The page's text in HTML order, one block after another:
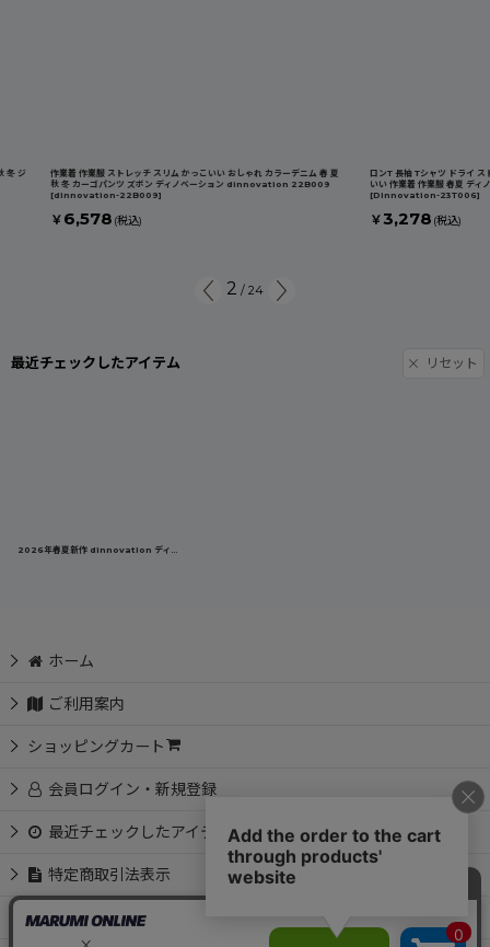
作業着 作業服 ストレッチ スリム かっこいい おしゃれ カラーデニム 春 夏
秋 冬 カーゴパンツ ズボン ディノベーション dinnovation 22B009
dinnovation-22B009 ]
6,578(税込)
ロンT 長袖 Tシャツ ドライ ストレッ
いい 作業着 作業服 春夏 ディノベ
Dinnovation-23T006]
3,278(税込)
2 / 24
最近チェックしたアイテム リセット
2026年春夏新作 dinnovation ディノベーション 限定商品 作業着 作業服 春夏 クールナイロンロゴラインパンツ(数量限定) 26B008EX
ホーム
ご利用案内
ショッピングカート
会員ログイン・新規登録
最近チェックしたアイテム
特定商取引法表示
お問い合わせ